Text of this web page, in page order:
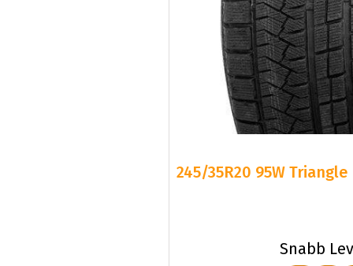
245/35R20 95W
Snabb